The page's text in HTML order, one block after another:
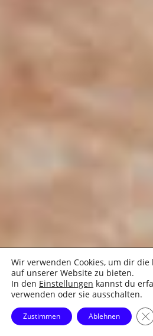
Wir verwenden Cookies, um dir
auf unserer Website zu bieten.
In den Einstellungen kannst du
verwenden oder sie ausschalten.
Zustimmen Ablehnen